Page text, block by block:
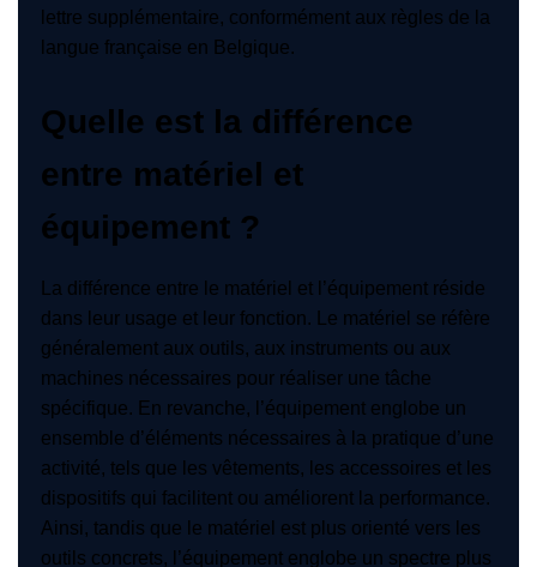
lettre supplémentaire, conformément aux règles de la
langue française en Belgique.
Quelle est la différence
entre matériel et
équipement ?
La différence entre le matériel et l’équipement réside
dans leur usage et leur fonction. Le matériel se réfère
généralement aux outils, aux instruments ou aux
machines nécessaires pour réaliser une tâche
spécifique. En revanche, l’équipement englobe un
ensemble d’éléments nécessaires à la pratique d’une
activité, tels que les vêtements, les accessoires et les
dispositifs qui facilitent ou améliorent la performance.
Ainsi, tandis que le matériel est plus orienté vers les
outils concrets, l’équipement englobe un spectre plus